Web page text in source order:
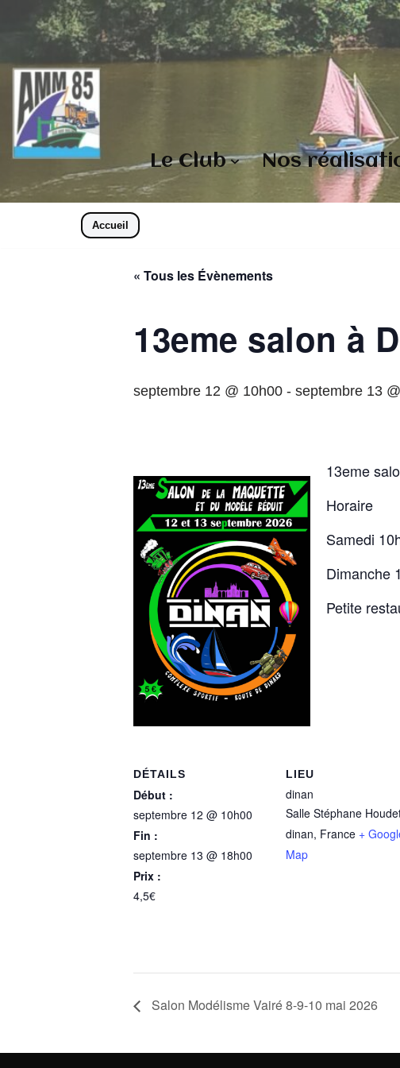
contenu
Le Club Nos
Accueil
« Tous les Évènements
13eme salon à
septembre 12 @ 10h00 - septembre 13
13eme
Horaire
Samedi
Dimanche
Petite
DÉTAILS
Début :
septembre 12 @ 10h00
Fin :
septembre 13 @ 18h00
Prix :
4,5€
LIEU
dinan
Salle Stéphane
dinan, France +
Map
Salon Modélisme Vairé 8-9-10 mai 2026